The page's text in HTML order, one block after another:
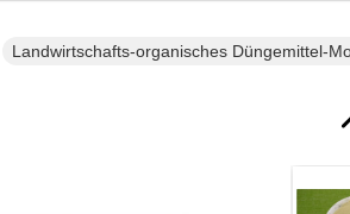
Landwirtschafts-organisches Düngemittel-